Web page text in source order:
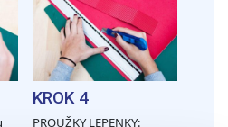
KROK 4
PROUŽKY LEPENKY: